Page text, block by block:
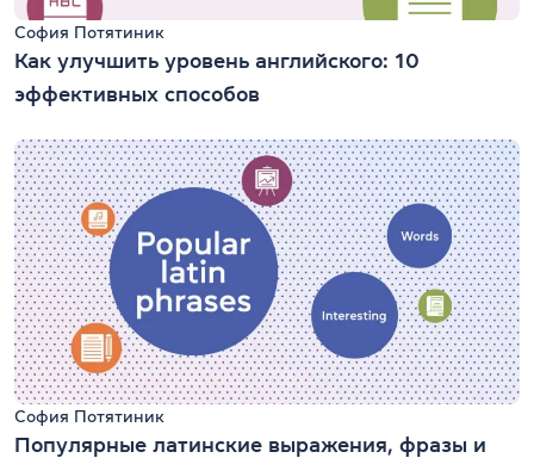
София Потятиник
Как улучшить уровень английского: 10
эффективных способов
София Потятиник
Популярные латинские выражения, фразы и